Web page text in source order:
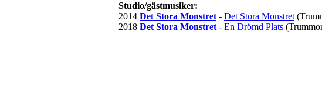
Studio/gästmusiker:
2014 Det Stora Monstret - Det Stora Monstret
2018 Det Stora Monstret - En Drömd Plats